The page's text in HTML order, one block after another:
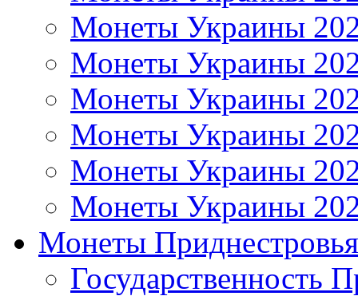
Монеты Украины
Монеты Украины
Монеты Украины
Монеты Украины
Монеты Украины
Монеты Украины
Монеты Приднестровья
Государственность